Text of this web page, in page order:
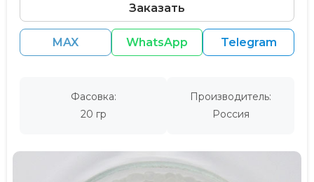
Заказать
MAX WhatsApp Telegram
Фасовка:
20 гр
Производитель:
Россия